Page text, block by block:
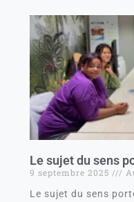
Le sujet du sens
9 septembre 2025
Le sujet du sens